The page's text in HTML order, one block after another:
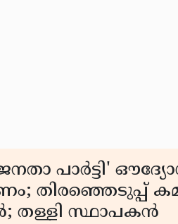
പാർട്ടി'
തിരഞ്ഞെടുപ്പ്
തള്ളി സ്ഥാപകൻ